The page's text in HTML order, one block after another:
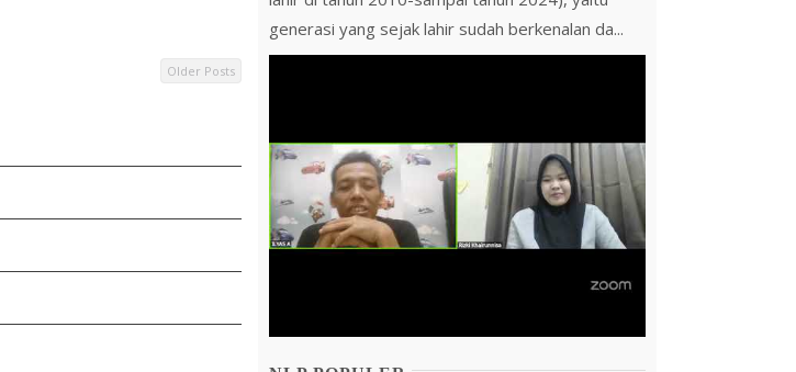
Older Posts
generasi yang sejak lahir sudah berkenalan da...